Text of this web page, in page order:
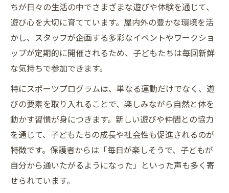
学童クラブちゃいるどスペースキャビンで
芽生える自信と成長
スポーツプログラムで発見する子どもたち
の新たな一面
仲間と切磋琢磨し成長を実感する学童クラ
ブちゃいるどスペースキャビン
学童クラブちゃいるどスペースキャビンの
活動が育む自己表現力
日々の積み重ねで見える学童クラブちゃい
るどスペースキャビンの成長実感
スポーツプログラムを通じた子どもたちの日常
変化
ちが日々の生活の中でさまざまな遊びや体験を通じて、
遊び心を大切に育てています。屋内外の豊かな環境を活
かし、スタッフが企画する多彩なイベントやワークショ
ップが定期的に開催されるため、子どもたちは毎回新鮮
な気持ちで参加できます。
特にスポーツプログラムは、単なる運動だけでなく、遊
びの要素を取り入れることで、楽しみながら自然と体を
動かす習慣が身につきます。新しい遊びや仲間との協力
を通じて、子どもたちの成長や社会性も促進されるのが
特徴です。保護者からは「毎日が楽しそうで、子どもが
自分から通いたがるようになった」といった声も多く寄
せられています。